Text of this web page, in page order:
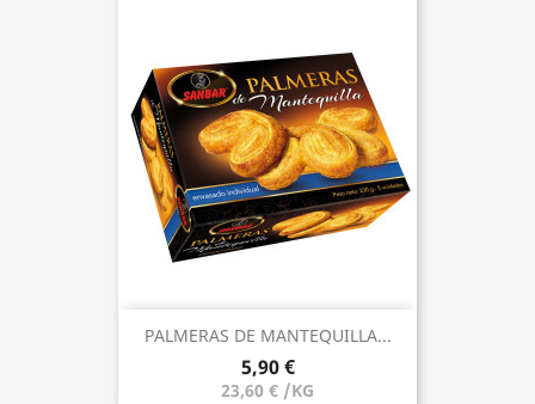
PALMERAS DE MANTEQUILLA...
5,90 €
23,60 € /KG